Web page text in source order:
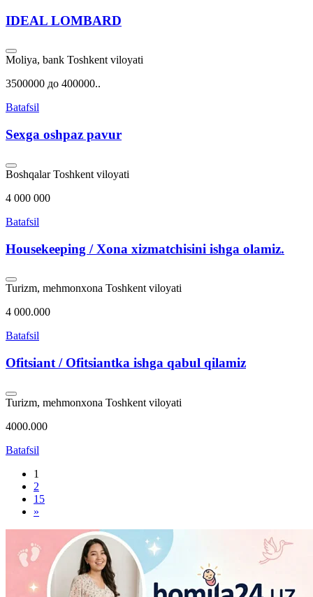
IDEAL LOMBARD
Moliya, bank Toshkent viloyati
3500000 до 400000..
Batafsil
Sexga oshpaz pavur
Boshqalar Toshkent viloyati
4 000 000
Batafsil
Housekeeping / Xona xizmatchisini ishga olamiz.
Turizm, mehmonxona Toshkent viloyati
4 000.000
Batafsil
Ofitsiant / Ofitsiantka ishga qabul qilamiz
Turizm, mehmonxona Toshkent viloyati
4000.000
Batafsil
1
2
15
»